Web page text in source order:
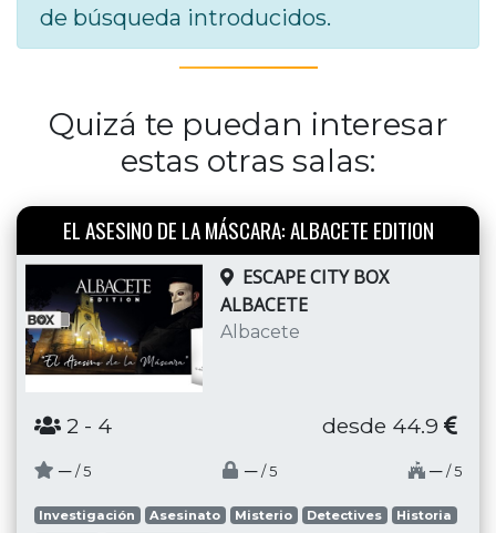
de búsqueda introducidos.
Quizá te puedan interesar
estas otras salas:
EL ASESINO DE LA MÁSCARA: ALBACETE EDITION
ESCAPE CITY BOX
ALBACETE
Albacete
2 - 4 desde 44.9
─ / 5 ─ / 5 ─ / 5
Investigación Asesinato Misterio Detectives
Historia